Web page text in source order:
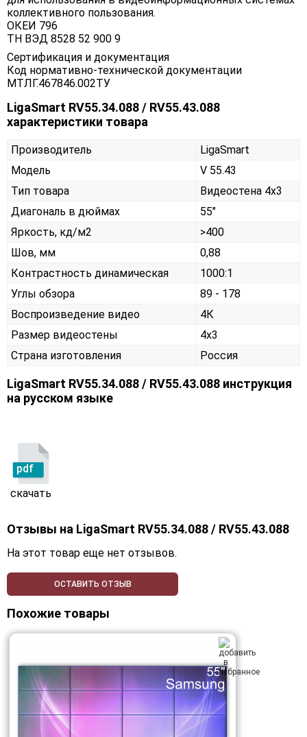
коллективного пользования.
ОКЕИ 796
ТН ВЭД 8528 52 900 9
Сертификация и документация
Код нормативно-технической документации
МТЛГ.467846.002ТУ
LigaSmart RV55.34.088 / RV55.43.088
характеристики товара
Производитель
LigaSmart
Модель
V 55.43
Тип товара
Видеостена 4х3
Диагональ в дюймах
55"
Яркость, кд/м2
>400
Шов, мм
0,88
Контрастность динамическая
1000:1
Углы обзора
89 - 178
Воспроизведение видео
4К
Размер видеостены
4x3
Страна изготовления
Россия
LigaSmart RV55.34.088 / RV55.43.088 инструкция
на русском языке
pdf
скачать
Отзывы на LigaSmart RV55.34.088 / RV55.43.088
На этот товар еще нет отзывов.
ОСТАВИТЬ ОТЗЫВ
Похожие товары